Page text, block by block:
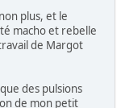
plus, et le
macho et rebelle
de Margot
des pulsions
de mon petit